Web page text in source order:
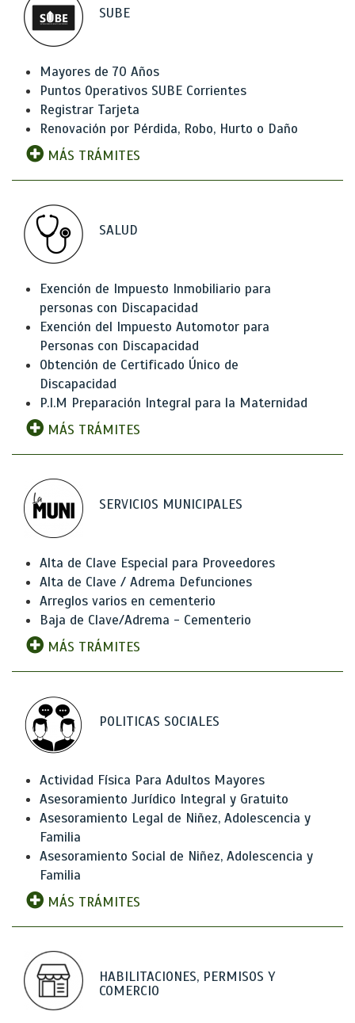
SUBE
Mayores de 70 Años
Puntos Operativos SUBE Corrientes
Registrar Tarjeta
Renovación por Pérdida, Robo, Hurto o Daño
MÁS TRÁMITES
SALUD
Exención de Impuesto Inmobiliario para
personas con Discapacidad
Exención del Impuesto Automotor para
Personas con Discapacidad
Obtención de Certificado Único de
Discapacidad
P.I.M Preparación Integral para la Maternidad
MÁS TRÁMITES
SERVICIOS MUNICIPALES
Alta de Clave Especial para Proveedores
Alta de Clave / Adrema Defunciones
Arreglos varios en cementerio
Baja de Clave/Adrema - Cementerio
MÁS TRÁMITES
POLITICAS SOCIALES
Actividad Física Para Adultos Mayores
Asesoramiento Jurídico Integral y Gratuito
Asesoramiento Legal de Niñez, Adolescencia y
Familia
Asesoramiento Social de Niñez, Adolescencia y
Familia
MÁS TRÁMITES
HABILITACIONES, PERMISOS Y
COMERCIO